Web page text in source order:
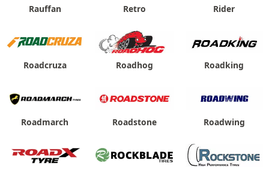
Rauffan Retro Rider
Roadcruza Roadhog Roadking
Roadmarch Roadstone Roadwing